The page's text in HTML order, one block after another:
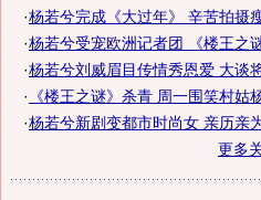
·杨若兮完成《大过年》 辛苦拍摄
·杨若兮受宠欧洲记者团 《楼王之
·杨若兮刘威眉目传情秀恩爱 大谈
· 《楼王之谜》杀青 周一围笑村姑
·杨若兮新剧变都市时尚女 亲历亲
更多